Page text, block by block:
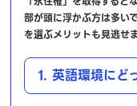
部が頭に浮かぶ方は多い
を選ぶメリットも見逃せ
1. 英語環境にど